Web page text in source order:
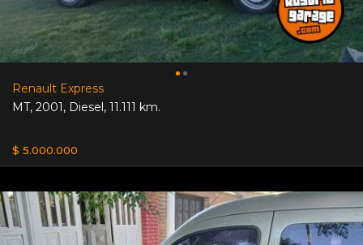
Renault Express
MT, 2001, Diesel, 11.111 km.
$ 5.000.000